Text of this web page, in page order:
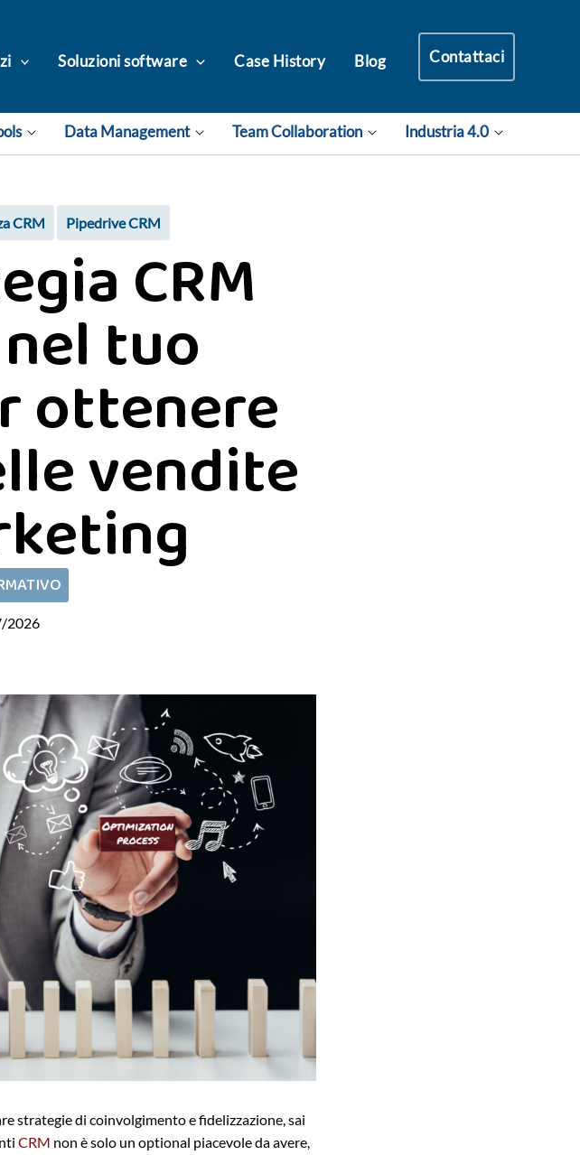
Soluzioni software Case History Blog Contattaci
Data Management Team Collaboration Industria 4.0
CRM Pipedrive CRM
CRM
tuo
ottenere
vendite
2026
strategie di coinvolgimento e fidelizzazione, sai
CRM non è solo un optional piacevole da avere,